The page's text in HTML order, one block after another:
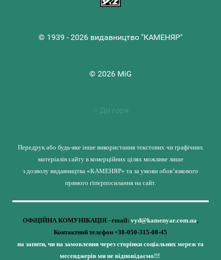
© 1939 - 2026 видавництво "КАМЕНЯР"
© 2026 MiG
До гори
Передрук або будь-яке інше використання текстових чи графічних
матеріалів сайту в комерційних цілях можливе лише
з дозволу видавництва «КАМЕНЯР» та за умови обов’язкового
прямого гіперпосилання на сайт.
ОФіЦІЙНА КОМУНІКАЦІЯ - email: vyd@kamenyar.com.ua,
Контактний телефон +38-050-315-08-45
на запити, чи на замовлення через сторінки соціальних мереж та
месенджерів ми не відповідаємо!!!